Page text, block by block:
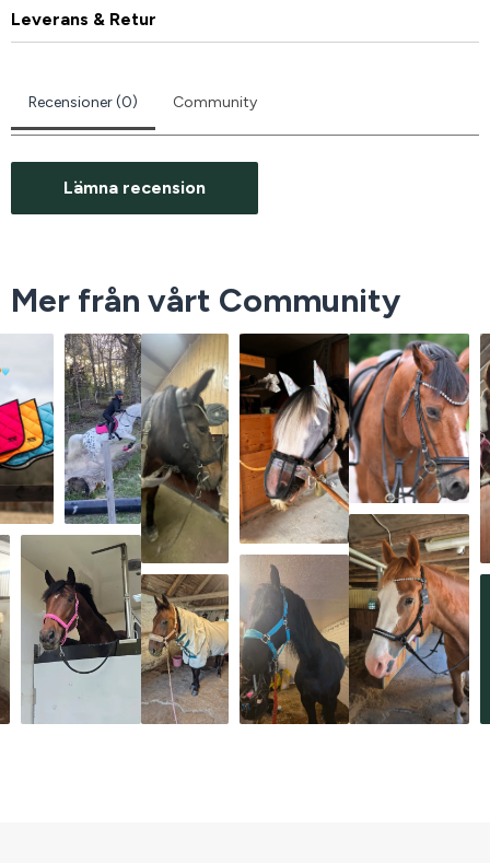
Leverans & Retur
Recensioner (0) Community
Lämna recension
Mer från vårt Community